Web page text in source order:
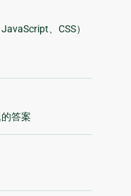
、CSS）
答案